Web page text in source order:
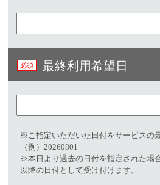
最終利用希望日
※ご指定いただいた日付をサービスの
（例）20260801
※本日より過去の日付を指定された場
以降の日付として受け付けます。